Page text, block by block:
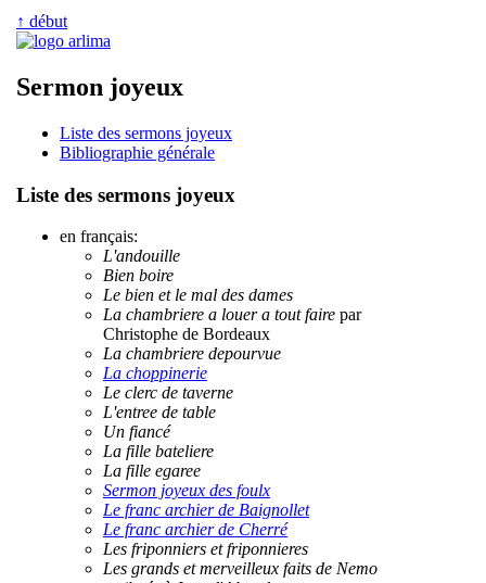
↑ début
Sermon joyeux
Liste des sermons joyeux
Bibliographie générale
Liste des sermons joyeux
en français:
L'andouille
Bien boire
Le bien et le mal des dames
La chambriere a louer a tout faire par
Christophe de Bordeaux
La chambriere depourvue
La choppinerie
Le clerc de taverne
L'entree de table
Un fiancé
La fille bateliere
La fille egaree
Sermon joyeux des foulx
Le franc archier de Baignollet
Le franc archier de Cherré
Les friponniers et friponnieres
Les grands et merveilleux faits de Nemo